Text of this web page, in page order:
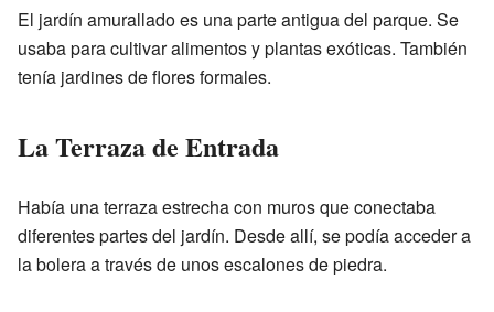
El jardín amurallado es una parte antigua del parque. Se
usaba para cultivar alimentos y plantas exóticas. También
tenía jardines de flores formales.
La Terraza de Entrada
Había una terraza estrecha con muros que conectaba
diferentes partes del jardín. Desde allí, se podía acceder a
la bolera a través de unos escalones de piedra.